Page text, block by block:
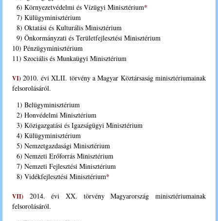
6) Környezetvédelmi és Vízügyi Minisztérium*
7) Külügyminisztérium
8) Oktatási és Kulturális Minisztérium
9) Önkormányzati és Területfejlesztési Minisztérium
10) Pénzügyminisztérium
11) Szociális és Munkaügyi Minisztérium
VI) 2010. évi XLII. törvény a Magyar Köztársaság minisztériumainak
felsorolásáról.
1) Belügyminisztérium
2) Honvédelmi Minisztérium
3) Közigazgatási és Igazságügyi Minisztérium
4) Külügyminisztérium
5) Nemzetgazdasági Minisztérium
6) Nemzeti Erőforrás Minisztérium
7) Nemzeti Fejlesztési Minisztérium
8) Vidékfejlesztési Minisztérium*
VII) 2014. évi XX. törvény Magyarország minisztériumainak
felsorolásáról.